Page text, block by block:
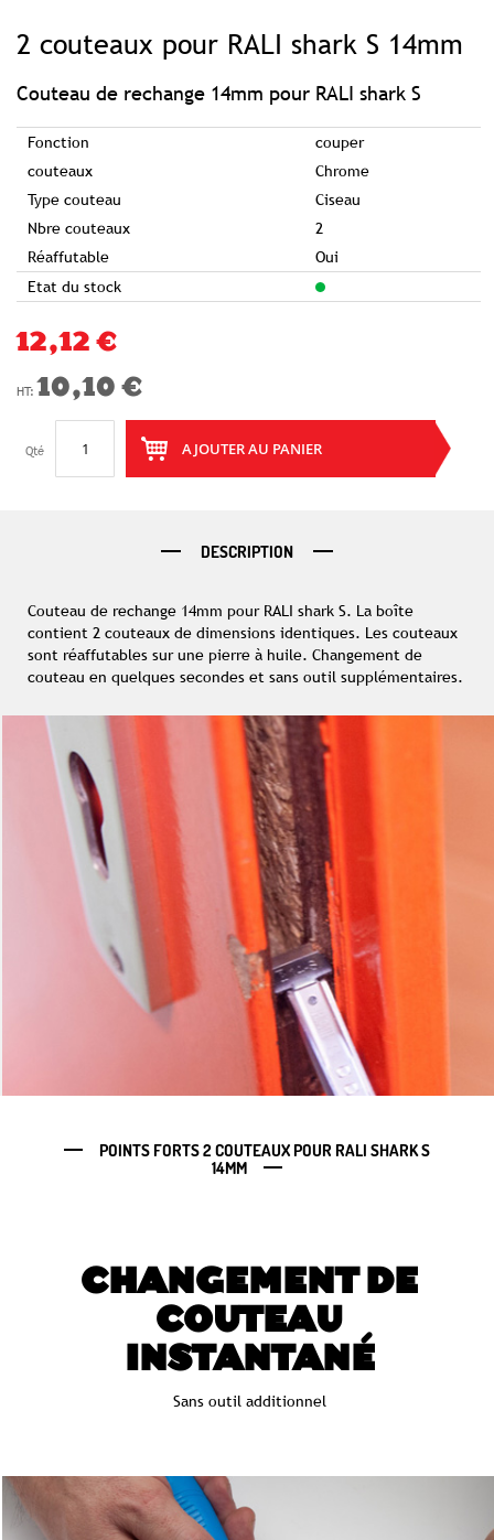
2 couteaux pour RALI shark S 14mm
Couteau de rechange 14mm pour RALI shark S
Fonction
couper
couteaux
Chrome
Type couteau
Ciseau
Nbre couteaux
2
Réaffutable
Oui
Etat du stock
12,12 €
10,10 €
Qté AJOUTER AU PANIER
beginning
images
gallery
DESCRIPTION
Couteau de rechange 14mm pour RALI shark S. La boîte
contient 2 couteaux de dimensions identiques. Les couteaux
sont réaffutables sur une pierre à huile. Changement de
couteau en quelques secondes et sans outil supplémentaires.
POINTS FORTS 2 COUTEAUX POUR RALI SHARK S
14MM
CHANGEMENT DE
COUTEAU
INSTANTANÉ
Sans outil additionnel